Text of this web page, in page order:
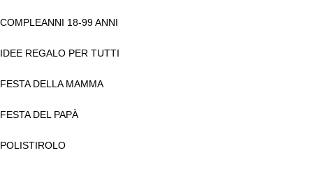
COMPLEANNI 18-99 ANNI
IDEE REGALO PER TUTTI
FESTA DELLA MAMMA
FESTA DEL PAPÀ
POLISTIROLO